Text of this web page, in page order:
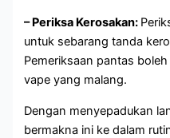
– Periksa Kerosakan:
untuk sebarang tanda
Pemeriksaan pantas
vape yang malang.
Dengan menyepadukan
bermakna ini ke dalam